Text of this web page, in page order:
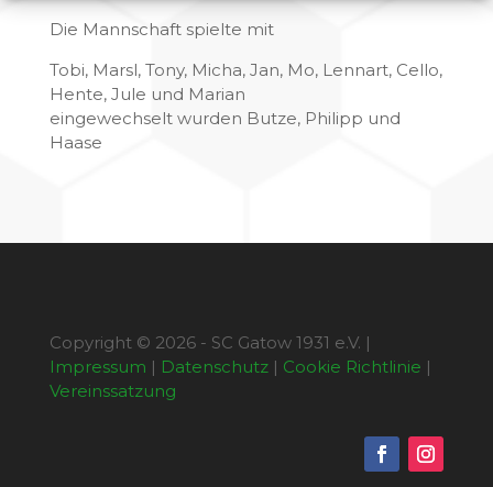
Die Mannschaft spielte mit
Tobi, Marsl, Tony, Micha, Jan, Mo, Lennart, Cello,
Hente, Jule und Marian
eingewechselt wurden Butze, Philipp und
Haase
Copyright © 2026 - SC Gatow 1931 e.V. |
Impressum | Datenschutz| Cookie Richtlinie |
Vereinssatzung